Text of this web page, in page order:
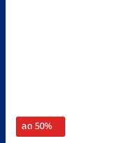
ลด 50%